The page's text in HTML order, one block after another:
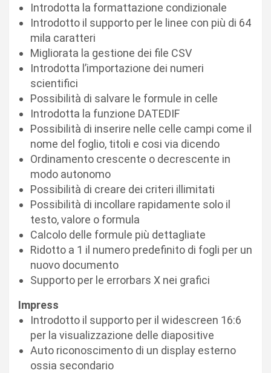
Introdotta la formattazione condizionale
Introdotto il supporto per le linee con più di 64
mila caratteri
Migliorata la gestione dei file CSV
Introdotta l’importazione dei numeri
scientifici
Possibilità di salvare le formule in celle
Introdotta la funzione DATEDIF
Possibilità di inserire nelle celle campi come il
nome del foglio, titoli e cosi via dicendo
Ordinamento crescente o decrescente in
modo autonomo
Possibilità di creare dei criteri illimitati
Possibilità di incollare rapidamente solo il
testo, valore o formula
Calcolo delle formule più dettagliate
Ridotto a 1 il numero predefinito di fogli per un
nuovo documento
Supporto per le errorbars X nei grafici
Impress
Introdotto il supporto per il widescreen 16:6
per la visualizzazione delle diapositive
Auto riconoscimento di un display esterno
ossia secondario